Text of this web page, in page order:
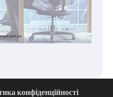
конфіденційності